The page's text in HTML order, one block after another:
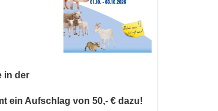
in der
ein Aufschlag von 50,- € dazu!